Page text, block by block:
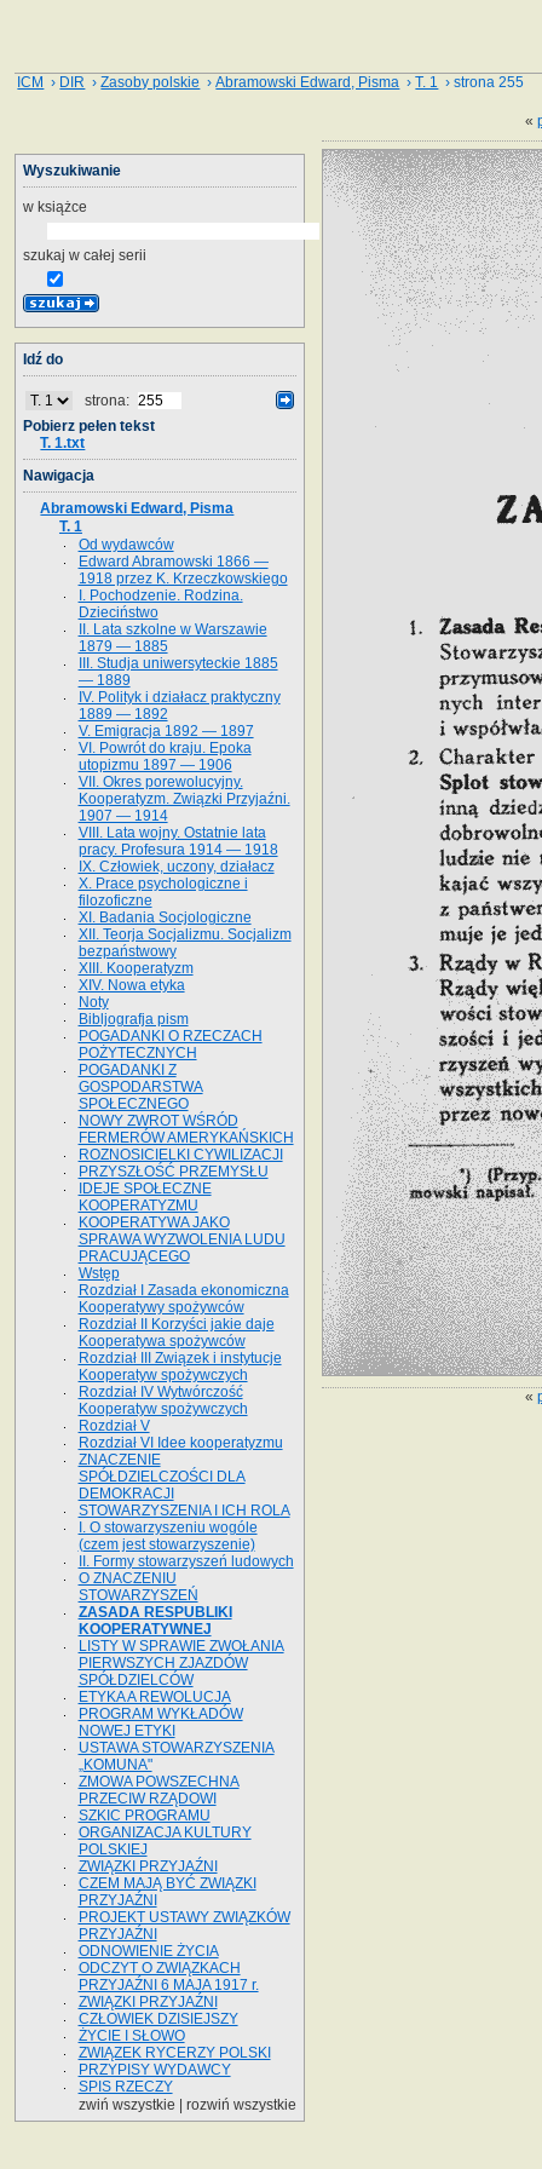
ICM › DIR ›Zasoby polskie ›Abramowski Edward, Pisma ›T. 1 › strona 255
«
«
Wyszukiwanie
w książce
szukaj w całej serii
Idź do
strona:
Pobierz pełen tekst
T. 1.txt
Nawigacja
Abramowski Edward, Pisma
T. 1
Od wydawców
Edward Abramowski 1866 —
1918 przez K. Krzeczkowskiego
I. Pochodzenie. Rodzina.
Dzieciństwo
II. Lata szkolne w Warszawie
1879 — 1885
III. Studja uniwersyteckie 1885
— 1889
IV. Polityk i działacz praktyczny
1889 — 1892
V. Emigracja 1892 — 1897
VI. Powrót do kraju. Epoka
utopizmu 1897 — 1906
VII. Okres porewolucyjny.
Kooperatyzm. Związki Przyjaźni.
1907 — 1914
VIII. Lata wojny. Ostatnie lata
pracy. Profesura 1914 — 1918
IX. Człowiek, uczony, działacz
X. Prace psychologiczne i
filozoficzne
XI. Badania Socjologiczne
XII. Teorja Socjalizmu. Socjalizm
bezpaństwowy
XIII. Kooperatyzm
XIV. Nowa etyka
Noty
Bibljografja pism
POGADANKI O RZECZACH
POŻYTECZNYCH
POGADANKI Z
GOSPODARSTWA
SPOŁECZNEGO
NOWY ZWROT WŚRÓD
FERMERÓW AMERYKAŃSKICH
ROZNOSICIELKI CYWILIZACJI
PRZYSZŁOŚĆ PRZEMYSŁU
IDEJE SPOŁECZNE
KOOPERATYZMU
KOOPERATYWA JAKO
SPRAWA WYZWOLENIA LUDU
PRACUJĄCEGO
Wstęp
Rozdział I Zasada ekonomiczna
Kooperatywy spożywców
Rozdział II Korzyści jakie daje
Kooperatywa spożywców
Rozdział III Związek i instytucje
Kooperatyw spożywczych
Rozdział IV Wytwórczość
Kooperatyw spożywczych
Rozdział V
Rozdział VI Idee kooperatyzmu
ZNACZENIE
SPÓŁDZIELCZOŚCI DLA
DEMOKRACJI
STOWARZYSZENIA I ICH ROLA
I. O stowarzyszeniu wogóle
(czem jest stowarzyszenie)
II. Formy stowarzyszeń ludowych
O ZNACZENIU
STOWARZYSZEŃ
ZASADA RESPUBLIKI
KOOPERATYWNEJ
LISTY W SPRAWIE ZWOŁANIA
PIERWSZYCH ZJAZDÓW
SPÓŁDZIELCÓW
ETYKA A REWOLUCJA
PROGRAM WYKŁADÓW
NOWEJ ETYKI
USTAWA STOWARZYSZENIA
„KOMUNA"
ZMOWA POWSZECHNA
PRZECIW RZĄDOWI
SZKIC PROGRAMU
ORGANIZACJA KULTURY
POLSKIEJ
ZWIĄZKI PRZYJAŹNI
CZEM MAJĄ BYĆ ZWIĄZKI
PRZYJAŹNI
PROJEKT USTAWY ZWIĄZKÓW
PRZYJAŹNI
ODNOWIENIE ŻYCIA
ODCZYT O ZWIĄZKACH
PRZYJAŹNI 6 MAJA 1917 r.
ZWIĄZKI PRZYJAŹNI
CZŁOWIEK DZISIEJSZY
ŻYCIE I SŁOWO
ZWIĄZEK RYCERZY POLSKI
PRZYPISY WYDAWCY
SPIS RZECZY
zwiń wszystkie
rozwiń wszystkie